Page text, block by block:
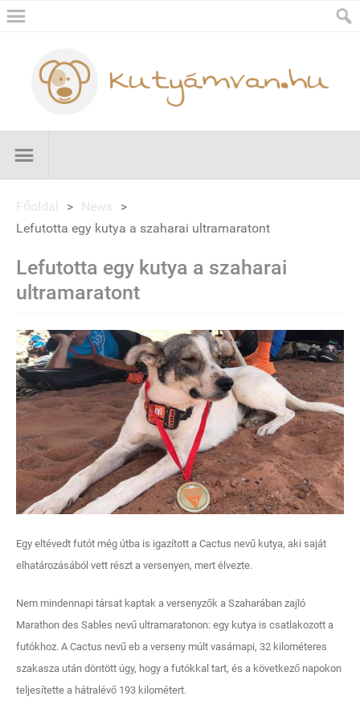
Főoldal > News
>
Lefutotta egy kutya a szaharai ultramaratont
Lefutotta egy kutya a szaharai
ultramaratont
Egy eltévedt futót még útba is igazított a Cactus nevű kutya, aki saját
elhatározásából vett részt a versenyen, mert élvezte.
Nem mindennapi társat kaptak a versenyzők a Szaharában zajló
Marathon des Sables nevű ultramaratonon: egy kutya is csatlakozott a
futókhoz. A Cactus nevű eb a verseny múlt vasárnapi, 32 kilométeres
szakasza után döntött úgy, hogy a futókkal tart, és a következő napokon
teljesítette a hátralévő 193 kilométert.